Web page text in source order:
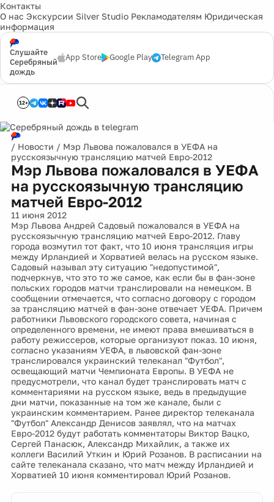
Контакты
О нас Экскурсии Silver Studio Рекламодателям Юридическая
информация
Слушайте
Серебряный
дождь
App Store Google Play Telegram App
12+
/ Новости / Мэр Львова пожаловался в УЕФА на
русскоязычную трансляцию матчей Евро-2012
Мэр Львова пожаловался в УЕФА
на русскоязычную трансляцию
матчей Евро-2012
11 июня 2012
Мэр Львова Андрей Садовый пожаловался в УЕФА на
русскоязычную трансляцию матчей Евро-2012. Главу
города возмутил тот факт, что 10 июня трансляция игры
между Ирландией и Хорватией велась на русском языке.
Садовый называл эту ситуацию "недопустимой",
подчеркнув, что это то же самое, как если бы в фан-зоне
польских городов матчи транслировали на немецком. В
сообщении отмечается, что согласно договору с городом
за трансляцию матчей в фан-зоне отвечает УЕФА. Причем
работники Львовского городского совета, начиная с
определенного времени, не имеют права вмешиваться в
работу режиссеров, которые организуют показ. 10 июня,
согласно указаниям УЕФА, в львовской фан-зоне
транслировался украинский телеканал "Футбол",
освещающий матчи Чемпионата Европы. В УЕФА не
предусмотрели, что канал будет транслировать матч с
комментариями на русском языке, ведь в предыдущие
дни матчи, показанные на том же канале, были с
украинским комментарием. Ранее директор телеканала
"Футбол" Александр Денисов заявлял, что на матчах
Евро-2012 будут работать комментаторы Виктор Вацко,
Сергей Панасюк, Александр Михайлик, а также их
коллеги Василий Уткин и Юрий Розанов. В расписании на
сайте телеканала сказано, что матч между Ирландией и
Хорватией 10 июня комментировал Юрий Розанов.